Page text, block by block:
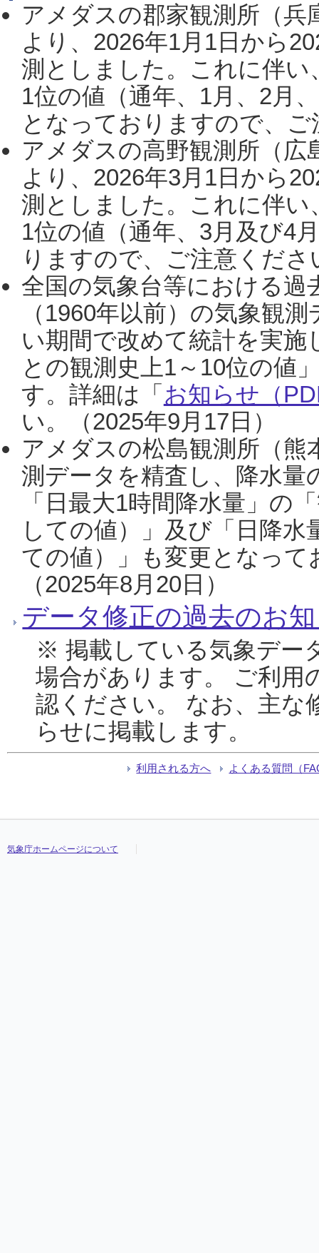
アメダスの郡家観測所（
より、2026年1月1日から
測としました。これに伴い
1位の値（通年、1月、2月
となっておりますので、
アメダスの高野観測所（
より、2026年3月1日から
測としました。これに伴い
1位の値（通年、3月及び4
りますので、ご注意くだ
全国の気象台等における過
（1960年以前）の気象観
い期間で改めて統計を実
との観測史上1～10位の値
す。詳細は「 お知らせ（
い。（2025年9月17日）
アメダスの松島観測所（熊
測データを精査し、降水
「日最大1時間降水量」の
しての値）」及び「日降
ての値）」も変更となっ
（2025年8月20日）
データ修正の過去のお
※ 掲載している気象デー
場合があります。 ご利用
認ください。 なお、主な
らせに掲載します。
利用される方へ よくある質問（
気象庁ホームページについて